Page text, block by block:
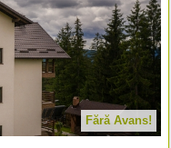
Fără Avans!